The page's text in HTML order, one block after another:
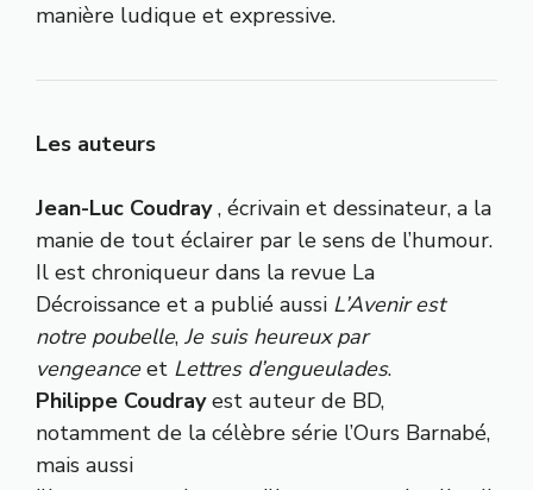
manière ludique et expressive.
Les auteurs
Jean-Luc Coudray, écrivain et dessinateur, a la
manie de tout éclairer par le sens de l’humour.
Il est chroniqueur dans la revue La
Décroissance et a publié aussi L’Avenir est
notre poubelle, Je suis heureux par
vengeanceet Lettres d’engueulades.
Philippe Coudrayest auteur de BD,
notamment de la célèbre série l’Ours Barnabé,
mais aussi